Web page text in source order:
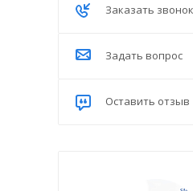
Заказать звонок
Задать вопрос
Оставить отзыв